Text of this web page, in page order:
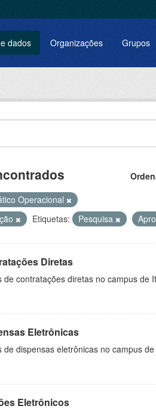
dados Organizações Grupos
Operacional
Etiquetas: Pesquisa
Diretas
contratações diretas no campus de
Eletrônicas
dispensas eletrônicas no campus
Eletrônicos